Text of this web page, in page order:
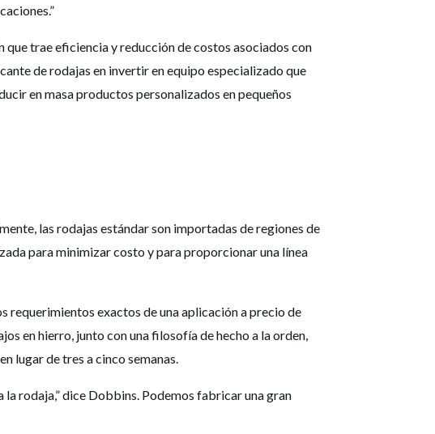
que trae eficiencia y reducción de costos asociados con
de rodajas en invertir en equipo especializado que
en masa productos personalizados en pequeños
las rodajas estándar son importadas de regiones de
para minimizar costo y para proporcionar una línea
exactos de una aplicación a precio de
en hierro, junto con una filosofía de hecho a la orden,
lugar de tres a cinco semanas.
rodaja,” dice Dobbins. Podemos fabricar una gran